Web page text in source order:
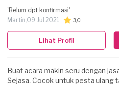
'Belum dpt konfirmasi'
Martin,09 Jul 2021 3,0
Lihat Profil
Buat acara makin seru dengan
Sejasa. Cocok untuk pesta ulang